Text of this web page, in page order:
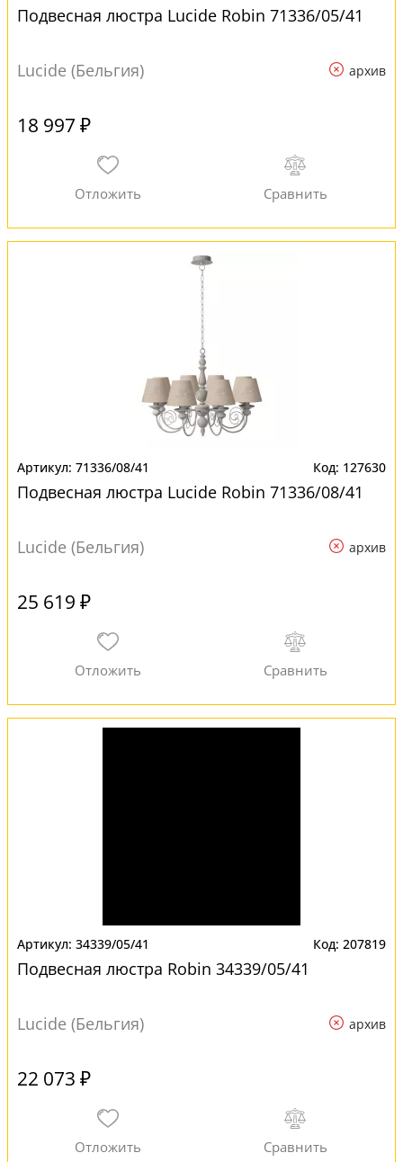
Подвесная люстра Lucide Robin 71336/05/41
Lucide (Бельгия) архив
18 997 ₽
71336/08/41 127630
Подвесная люстра Lucide Robin 71336/08/41
Lucide (Бельгия) архив
25 619 ₽
34339/05/41 207819
Подвесная люстра Robin 34339/05/41
Lucide (Бельгия) архив
22 073 ₽